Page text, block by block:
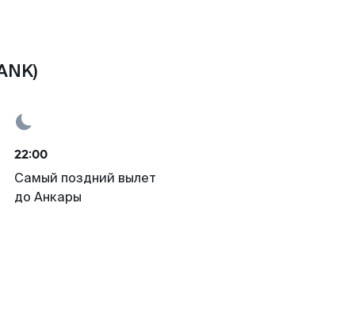
22:00
Самый поздний вылет
до Анкары